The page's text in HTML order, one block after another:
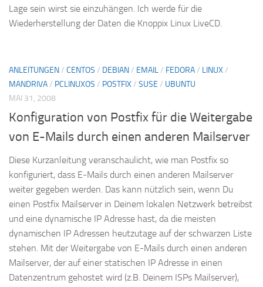
Lage sein wirst sie einzuhängen. Ich werde für die
Wiederherstellung der Daten die Knoppix Linux LiveCD.
ANLEITUNGEN/ CENTOS / DEBIAN/ EMAIL/ FEDORA/ LINUX/
MANDRIVA/ PCLINUXOS / POSTFIX/ SUSE / UBUNTU
MAI 31, 2008
Konfiguration von Postfix für die Weitergabe
von E-Mails durch einen anderen Mailserver
Diese Kurzanleitung veranschaulicht, wie man Postfix so
konfiguriert, dass E-Mails durch einen anderen Mailserver
weiter gegeben werden. Das kann nützlich sein, wenn Du
einen Postfix Mailserver in Deinem lokalen Netzwerk betreibst
und eine dynamische IP Adresse hast, da die meisten
dynamischen IP Adressen heutzutage auf der schwarzen Liste
stehen. Mit der Weitergabe von E-Mails durch einen anderen
Mailserver, der auf einer statischen IP Adresse in einen
Datenzentrum gehostet wird (z.B. Deinem ISPs Mailserver),